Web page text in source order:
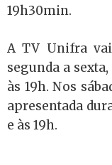
19h30min.
A TV Unifra
segunda a
às 19h. Nos
apresentada
e às 19h.